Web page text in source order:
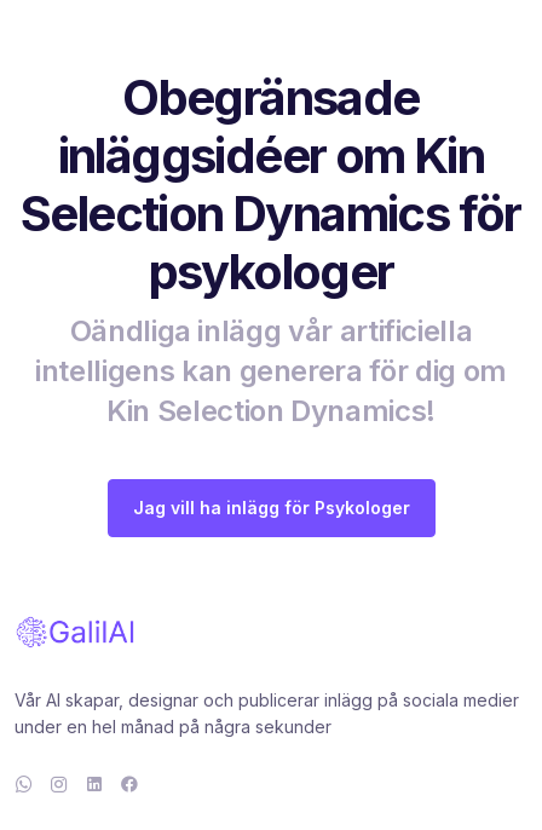
Obegränsade
inläggsidéer om Kin
Selection Dynamics för
psykologer
Oändliga inlägg vår artificiella
intelligens kan generera för dig om
Kin Selection Dynamics!
Jag vill ha inlägg för Psykologer
Vår AI skapar, designar och publicerar inlägg på sociala medier
under en hel månad på några sekunder